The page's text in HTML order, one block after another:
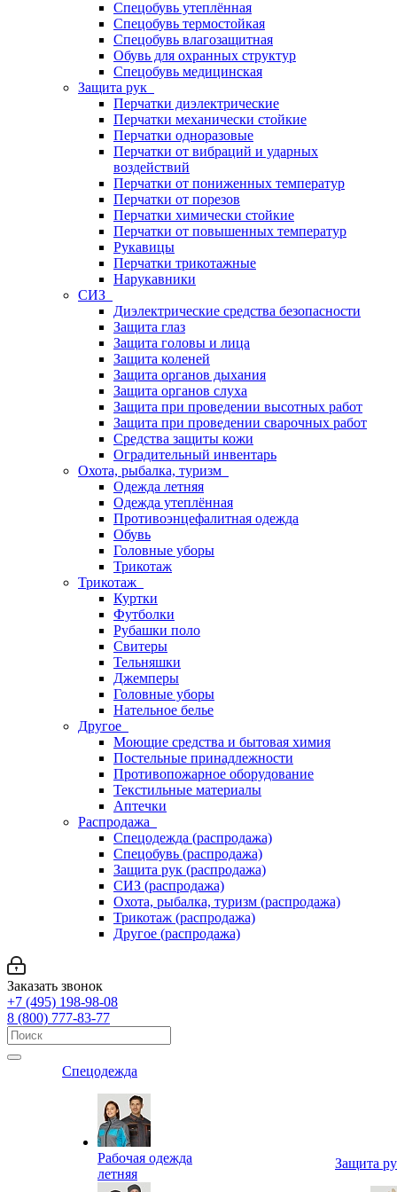
Спецобувь утеплённая
Спецобувь термостойкая
Спецобувь влагозащитная
Обувь для охранных структур
Спецобувь медицинская
Защита рук
Перчатки диэлектрические
Перчатки механически стойкие
Перчатки одноразовые
Перчатки от вибраций и ударных
воздействий
Перчатки от пониженных температур
Перчатки от порезов
Перчатки химически стойкие
Перчатки от повышенных температур
Рукавицы
Перчатки трикотажные
Нарукавники
СИЗ
Диэлектрические средства безопасности
Защита глаз
Защита головы и лица
Защита коленей
Защита органов дыхания
Защита органов слуха
Защита при проведении высотных работ
Защита при проведении сварочных работ
Средства защиты кожи
Оградительный инвентарь
Охота, рыбалка, туризм
Одежда летняя
Одежда утеплённая
Противоэнцефалитная одежда
Обувь
Головные уборы
Трикотаж
Трикотаж
Куртки
Футболки
Рубашки поло
Свитеры
Тельняшки
Джемперы
Головные уборы
Нательное белье
Другое
Моющие средства и бытовая химия
Постельные принадлежности
Противопожарное оборудование
Текстильные материалы
Аптечки
Распродажа
Спецодежда (распродажа)
Спецобувь (распродажа)
Защита рук (распродажа)
СИЗ (распродажа)
Охота, рыбалка, туризм (распродажа)
Трикотаж (распродажа)
Другое (распродажа)
Заказать звонок
+7 (495) 198-98-08
8 (800) 777-83-77
Спецодежда
Рабочая одежда
летняя
Защита